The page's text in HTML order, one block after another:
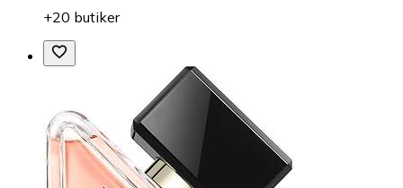
+20 butiker